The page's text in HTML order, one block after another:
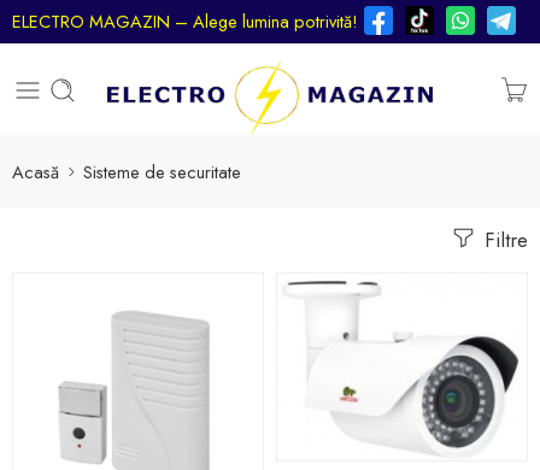
ELECTRO MAGAZIN – Alege lumina potrivită!
Acasă Sisteme de securitate
Filtre